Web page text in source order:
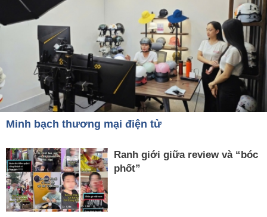
Minh bạch thương mại điện tử
Ranh giới giữa review và “bóc
phốt”